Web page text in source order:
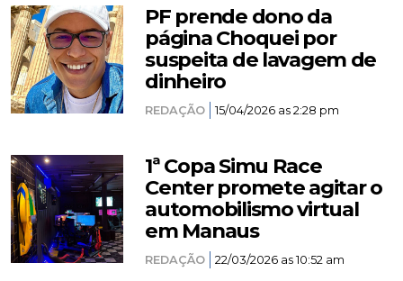
PF prende dono da
página Choquei por
suspeita de lavagem de
dinheiro
REDAÇÃO 15/04/2026 as 2:28 pm
1ª Copa Simu Race
Center promete agitar o
automobilismo virtual
em Manaus
REDAÇÃO 22/03/2026 as 10:52 am